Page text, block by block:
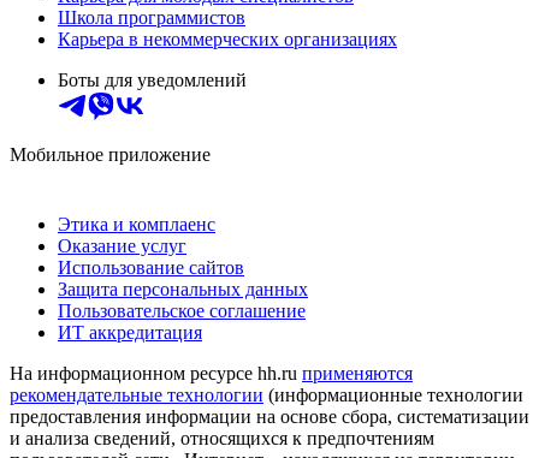
Школа программистов
Карьера в некоммерческих организациях
Боты для уведомлений
Мобильное приложение
Этика и комплаенс
Оказание услуг
Использование сайтов
Защита персональных данных
Пользовательское соглашение
ИТ аккредитация
На информационном ресурсе hh.ru применяются
рекомендательные технологии (информационные технологии
предоставления информации на основе сбора, систематизации
и анализа сведений, относящихся к предпочтениям